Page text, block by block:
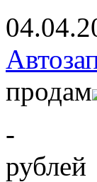
продам
-
рублей